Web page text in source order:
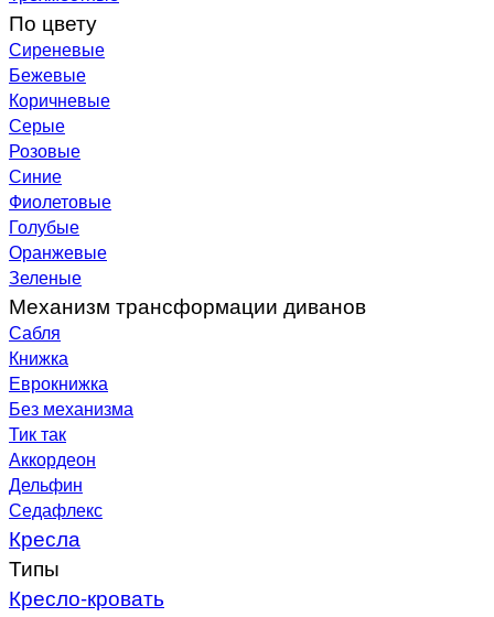
По цвету
Сиреневые
Бежевые
Коричневые
Серые
Розовые
Синие
Фиолетовые
Голубые
Оранжевые
Зеленые
Механизм трансформации диванов
Сабля
Книжка
Еврокнижка
Без механизма
Тик так
Аккордеон
Дельфин
Седафлекс
Кресла
Типы
Кресло-кровать